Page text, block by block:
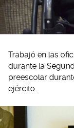
Trabajó en las
durante la
preescolar
ejército.